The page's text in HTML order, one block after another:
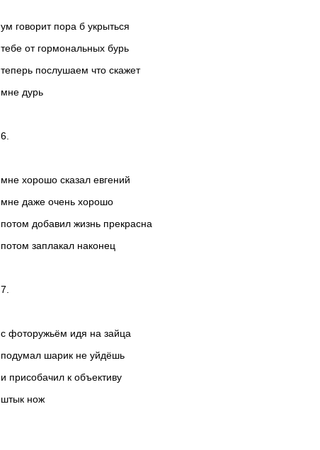
ум говорит пора б укрыться
тебе от гормональных бурь
теперь послушаем что скажет
мне дурь
6.
мне хорошо сказал евгений
мне даже очень хорошо
потом добавил жизнь прекрасна
потом заплакал наконец
7.
с фоторужьём идя на зайца
подумал шарик не уйдёшь
и присобачил к объективу
штык нож